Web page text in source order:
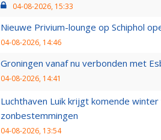
04-08-2026, 15:33
Nieuwe Privium-lounge op Schiphol
04-08-2026, 14:46
Groningen vanaf nu verbonden met
04-08-2026, 14:41
Luchthaven Luik krijgt komende
zonbestemmingen
04-08-2026, 13:54